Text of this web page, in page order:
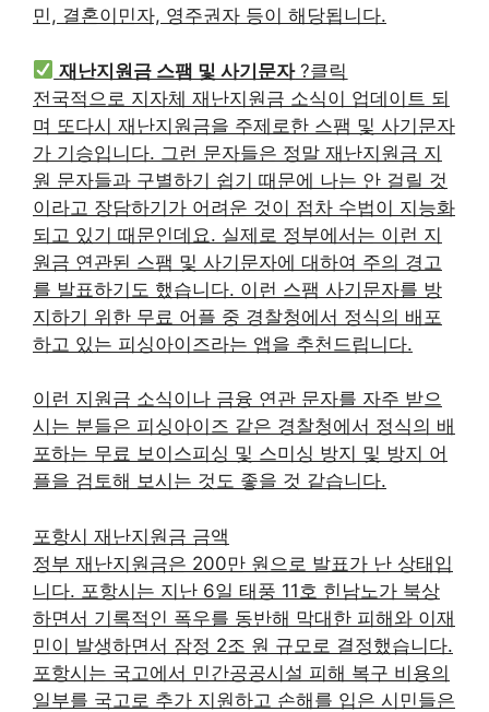
민, 결혼이민자, 영주권자 등이 해당됩니다.
재난지원금 스팸 및 사기문자?클릭
전국적으로 지자체 재난지원금 소식이 업데이트 되
며 또다시 재난지원금을 주제로한 스팸 및 사기문자
가 기승입니다. 그런 문자들은 정말 재난지원금 지
원 문자들과 구별하기 쉽기 때문에 나는 안 걸릴 것
이라고 장담하기가 어려운 것이 점차 수법이 지능화
되고 있기 때문인데요. 실제로 정부에서는 이런 지
원금 연관된 스팸 및 사기문자에 대하여 주의 경고
를 발표하기도 했습니다. 이런 스팸 사기문자를 방
지하기 위한 무료 어플 중 경찰청에서 정식의 배포
하고 있는 피싱아이즈라는 앱을 추천드립니다.
이런 지원금 소식이나 금융 연관 문자를 자주 받으
시는 분들은 피싱아이즈 같은 경찰청에서 정식의 배
포하는 무료 보이스피싱 및 스미싱 방지 및 방지 어
플을 검토해 보시는 것도 좋을 것 같습니다.
포항시 재난지원금 금액
정부 재난지원금은 200만 원으로 발표가 난 상태입
니다. 포항시는 지난 6일 태풍 11호 힌남노가 북상
하면서 기록적인 폭우를 동반해 막대한 피해와 이재
민이 발생하면서 잠정 2조 원 규모로 결정했습니다.
포항시는 국고에서 민간공공시설 피해 복구 비용의
일부를 국고로 추가 지원하고 손해를 입은 시민들은